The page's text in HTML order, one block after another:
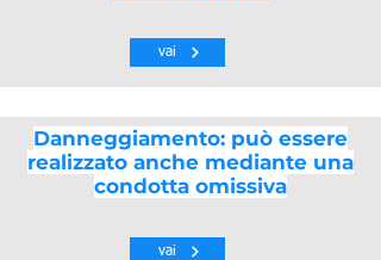
vai
Danneggiamento: può essere
realizzato anche mediante una
condotta omissiva
vai